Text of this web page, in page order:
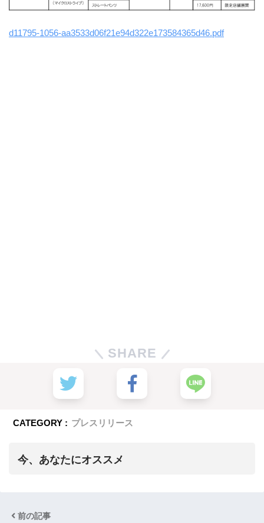
d11795-1056-aa3533d06f21e94d322e173584365d46.pdf
SHARE
CATEGORY : プレスリリース
今、あなたにオススメ
前の記事